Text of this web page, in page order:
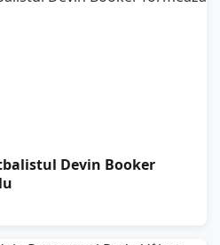
Devin Booker